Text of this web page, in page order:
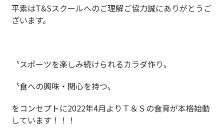
平素はT&Sスクールへのご理解ご協力誠にありがとうご
ざいます。
〝スポーツを楽しみ続けられるカラダ作り〟
〝食への興味・関心を持つ〟
をコンセプトに2022年4月よりＴ＆Ｓの食育が本格始動
しています！！！